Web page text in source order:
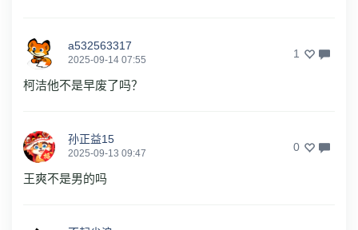
a532563317
2025-09-14 07:55 1
柯洁他不是早废了吗？
孙正益15
2025-09-13 09:47 0
王爽不是男的吗